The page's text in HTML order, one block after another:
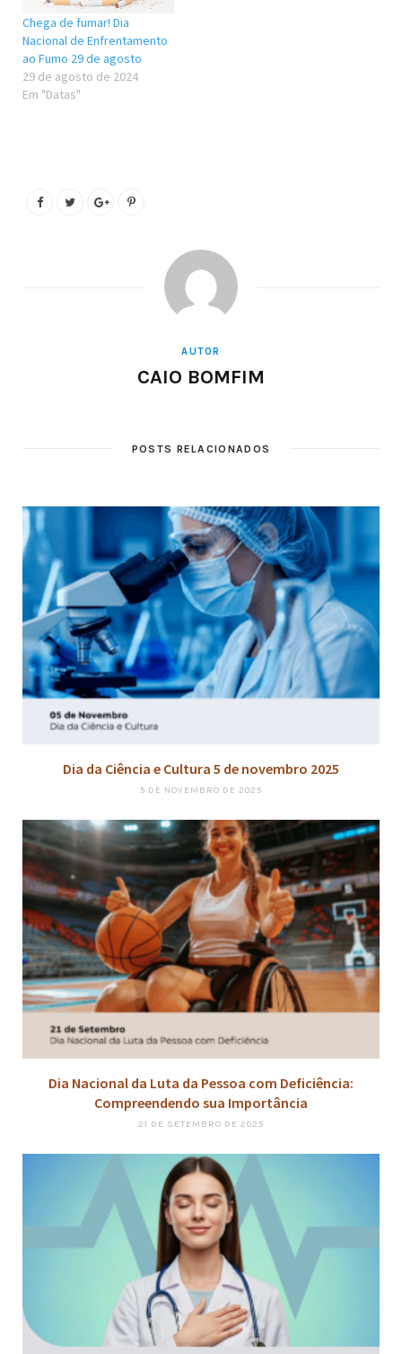
Chega de fumar! Dia
Nacional de Enfrentamento
ao Fumo 29 de agosto
29 de agosto de 2024
Em "Datas"
AUTOR
CAIO BOMFIM
POSTS RELACIONADOS
Dia da Ciência e Cultura 5 de novembro 2025
5 DE NOVEMBRO DE 2025
Dia Nacional da Luta da Pessoa com Deficiência:
Compreendendo sua Importância
21 DE SETEMBRO DE 2025